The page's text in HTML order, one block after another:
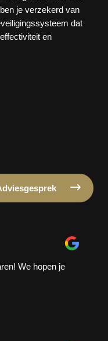
je verzekerd van
dat
en
We hopen je